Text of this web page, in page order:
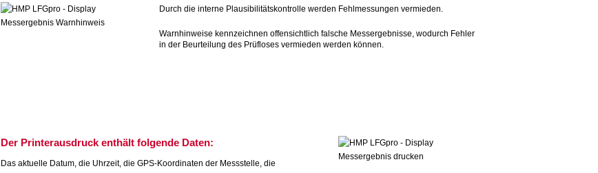
Durch die interne Plausibilitätskontrolle werden Fehlmessungen vermieden.
Warnhinweise kennzeichnen offensichtlich falsche Messergebnisse, wodurch Fehler
in der Beurteilung des Prüfloses vermieden werden können.
Der Printerausdruck enthält folgende Daten:
Das aktuelle Datum, die Uhrzeit, die GPS-Koordinaten der Messstelle, die